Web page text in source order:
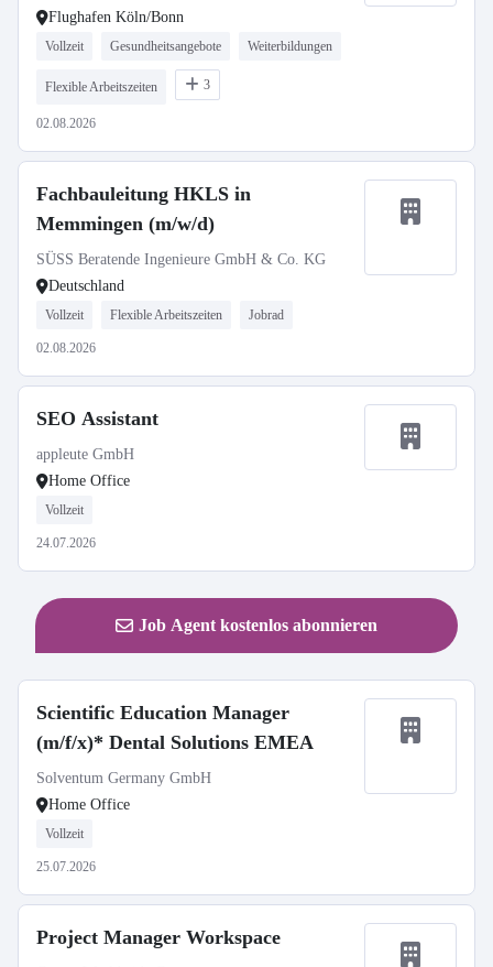
Flughafen Köln/Bonn
Vollzeit Gesundheitsangebote Weiterbildungen
Flexible Arbeitszeiten 3
02.08.2026
Fachbauleitung HKLS in
Memmingen (m/w/d)
SÜSS Beratende Ingenieure GmbH & Co. KG
Deutschland
Vollzeit Flexible Arbeitszeiten Jobrad
02.08.2026
SEO Assistant
appleute GmbH
Home Office
Vollzeit
24.07.2026
Job Agent kostenlos abonnieren
Scientific Education Manager
(m/f/x)* Dental Solutions EMEA
Solventum Germany GmbH
Home Office
Vollzeit
25.07.2026
Project Manager Workspace